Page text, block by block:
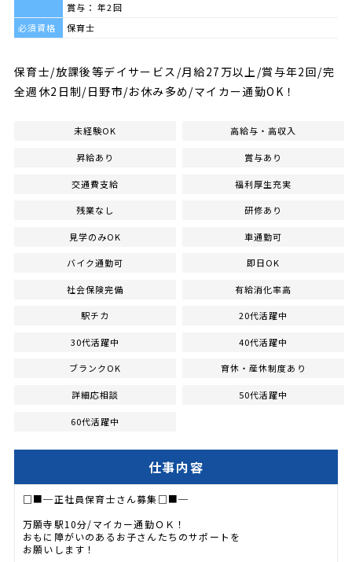
賞与： 年2回
必須資格
保育士
保育士/放課後等デイサービス/月給27万以上/賞与年2回/完
全週休2日制/日野市/お休み多め/マイカー通勤OK！
未経験OK 高給与・高収入
昇給あり 賞与あり
交通費支給 福利厚生充実
残業なし 研修あり
見学のみOK 車通勤可
バイク通勤可 即日OK
社会保険完備 有給消化率高
駅チカ 20代活躍中
30代活躍中 40代活躍中
ブランクOK 育休・産休制度あり
詳細応相談 50代活躍中
60代活躍中
仕事内容
□■─正社員保育士さん募集□■─
万願寺駅10分/マイカー通勤ＯＫ！
おもに障がいのあるお子さんたちのサポートを
お願いします！